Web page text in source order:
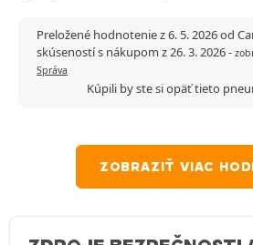
Preložené hodnotenie z 6. 5. 2026 od
skúseností s nákupom z 26. 3. 2026-
Správa
Kúpili by ste si opäť tieto
ZOBRAZIŤ VIAC